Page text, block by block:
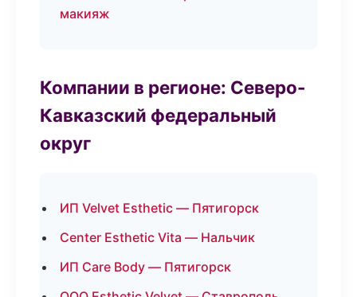
макияж
Компании в регионе: Северо-
Кавказский федеральный
округ
ИП Velvet Esthetic — Пятигорск
Center Esthetic Vita — Нальчик
ИП Care Body — Пятигорск